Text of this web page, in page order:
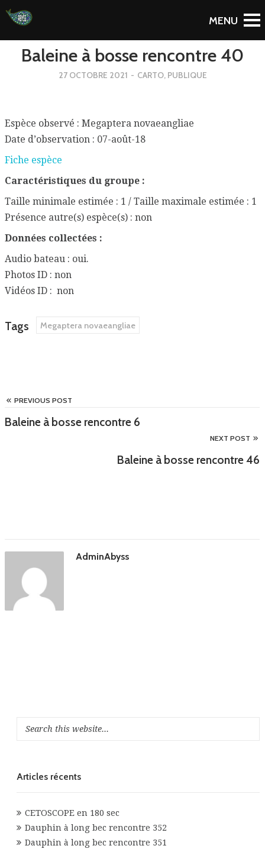
To Blog
Baleine à bosse rencontre 40
27 OCTOBRE 2021 - CARTO, PUBLIQUE
Espèce observé : Megaptera novaeangliae
Date d’observation : 07-août-18
Fiche espèce
Caractéristiques du groupe :
Taille minimale estimée : 1 / Taille maximale estimée : 1
Présence autre(s) espèce(s) : non
Données collectées :
Audio bateau : oui.
Photos ID : non
Vidéos ID : non
Tags Megaptera novaeangliae
PREVIOUS POST
Baleine à bosse rencontre 6
NEXT POST
Baleine à bosse rencontre 46
AdminAbyss
Articles récents
CETOSCOPE en 180 sec
Dauphin à long bec rencontre 352
Dauphin à long bec rencontre 351